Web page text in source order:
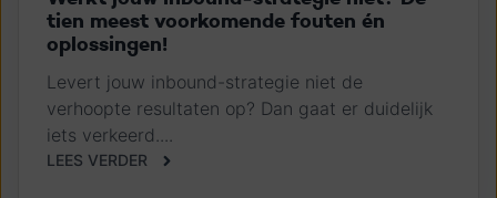
tien meest voorkomende fouten én
oplossingen!
Levert jouw inbound-strategie niet de
verhoopte resultaten op? Dan gaat er duidelijk
iets verkeerd....
LEES VERDER